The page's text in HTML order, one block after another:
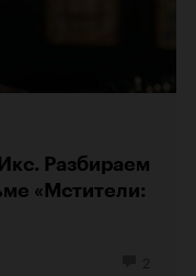
Разбираем
«Мстители: